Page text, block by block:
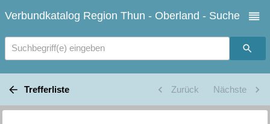
Verbundkatalog Region Thun - Oberland - Suche
Suchbegriff(e) eingeben
Trefferliste Zurück Nächste